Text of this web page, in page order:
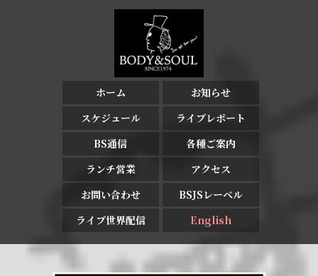
ホーム
お知らせ
スケジュール
ライブレポート
BS通信
各種ご案内
ランチ営業
アクセス
お問い合わせ
BSJSレーベル
ライブ世界配信
English